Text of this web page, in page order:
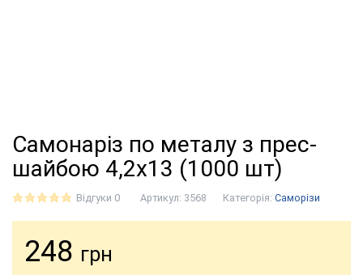
Самонаріз по металу з прес-
шайбою 4,2х13 (1000 шт)
Відгуки 0 Артикул: 3568 Категорія: Саморізи
248 грн